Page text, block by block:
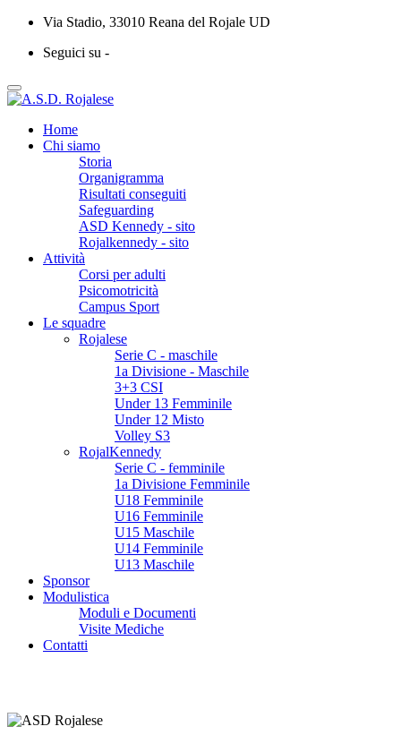
Via Stadio, 33010 Reana del Rojale UD
Seguici su -
Home
Chi siamo
Storia
Organigramma
Risultati conseguiti
Safeguarding
ASD Kennedy - sito
Rojalkennedy - sito
Attività
Corsi per adulti
Psicomotricità
Campus Sport
Le squadre
Rojalese
Serie C - maschile
1a Divisione - Maschile
3+3 CSI
Under 13 Femminile
Under 12 Misto
Volley S3
RojalKennedy
Serie C - femminile
1a Divisione Femminile
U18 Femminile
U16 Femminile
U15 Maschile
U14 Femminile
U13 Maschile
Sponsor
Modulistica
Moduli e Documenti
Visite Mediche
Contatti